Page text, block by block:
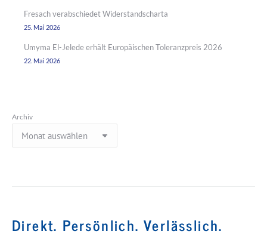
Fresach verabschiedet Widerstandscharta
25. Mai 2026
Umyma El-Jelede erhält Europäischen Toleranzpreis 2026
22. Mai 2026
Archiv
Direkt. Persönlich. Verlässlich.